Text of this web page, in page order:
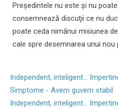
Preşedintele nu este şi nu
consemnează discuţii ce nu
poate ceda nimănui misiunea
cale spre desemnarea unui nou
Independent, inteligent...
Simptome - Avem guvern stabil
Independent, inteligent...